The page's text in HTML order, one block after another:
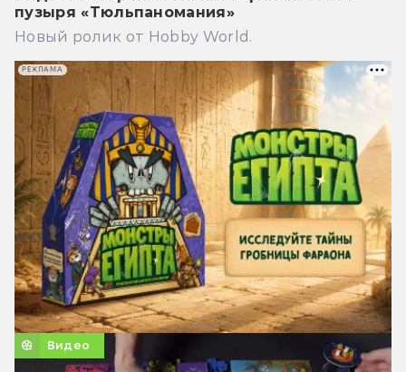
пузыря «Тюльпаномания»
Новый ролик от Hobby World.
Видео
РЕКЛАМА